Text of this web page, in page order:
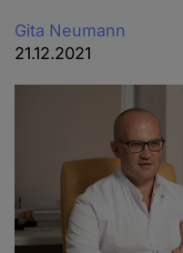
Gita Neumann
21.12.2021